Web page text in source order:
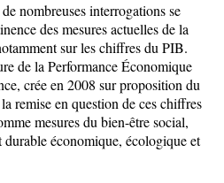
nombreuses interrogations se
des mesures actuelles de la
sur les chiffres du PIB.
de la Performance Économique
crée en 2008 sur proposition du
remise en question de ces chiffres
mesures du bien-être social,
économique, écologique et